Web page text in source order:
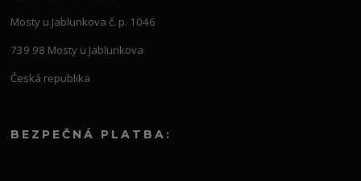
Mosty u Jablunkova č. p. 1046
739 98 Mosty u Jablunkova
Česká republika
BEZPEČNÁ PLATBA: